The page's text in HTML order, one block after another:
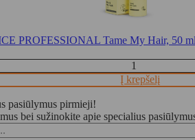
PROFESSIONAL Tame My Hair, 50 ml
Į krepšelį
pasiūlymus pirmieji!
bei sužinokite apie specialius